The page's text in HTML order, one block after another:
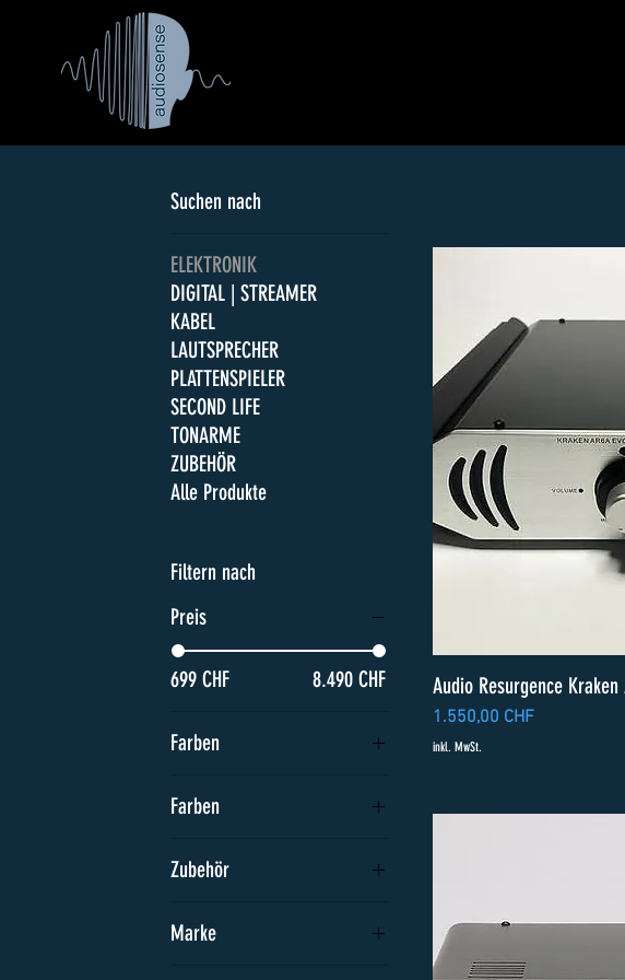
Suchen nach
ELEKTRONIK
DIGITAL | STREAMER
KABEL
LAUTSPRECHER
PLATTENSPIELER
SECOND LIFE
TONARME
ZUBEHÖR
Alle Produkte
Filtern nach
Preis
699 CHF 8.490 CHF
Farben
Farben
Zubehör
Keine Zubehöre
Marke
Audio Resurgence Kraken
Preis
1.550,00 CHF
inkl. MwSt.